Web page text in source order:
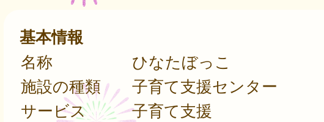
基本情報
名称
ひなたぼっこ
施設の種類
子育て支援センター
サービス
子育て支援